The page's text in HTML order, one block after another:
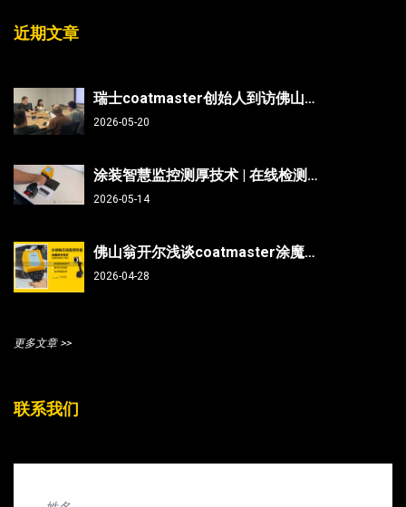
近期文章
瑞士coatmaster创始人到访佛山翁开尔：非接触测厚技术能否破解涂装行业“效率与精度”难题？
2026-05-20
涂装智慧监控测厚技术 | 在线检测、非接触无损、防呆、不限底材
2026-05-14
佛山翁开尔浅谈coatmaster涂魔师测曲面/焊缝/内部，复杂部件涂层测厚不再难
2026-04-28
更多文章 >>
联系我们